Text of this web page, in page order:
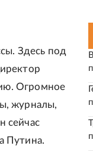
Здесь под
Огромное
журналы,
сейчас
Путина.